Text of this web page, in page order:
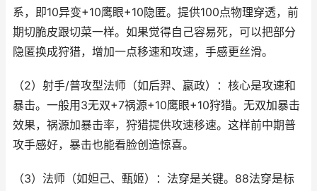
系，即10异变+10鹰眼+10隐匿。提供100点物理穿透，前
期切脆皮跟切菜一样。如果觉得自己容易死，可以把部分
隐匿换成狩猎，增加一点移速和攻速，手感更丝滑。
（2）射手/普攻型法师（如后羿、嬴政）：核心是攻速和
暴击。一般用3无双+7祸源+10鹰眼+10狩猎。无双加暴击
效果，祸源加暴击率，狩猎提供攻速移速。这样前中期普
攻手感好，暴击也能看脸创造惊喜。
（3）法师（如妲己、甄姬）：法穿是关键。88法穿是标